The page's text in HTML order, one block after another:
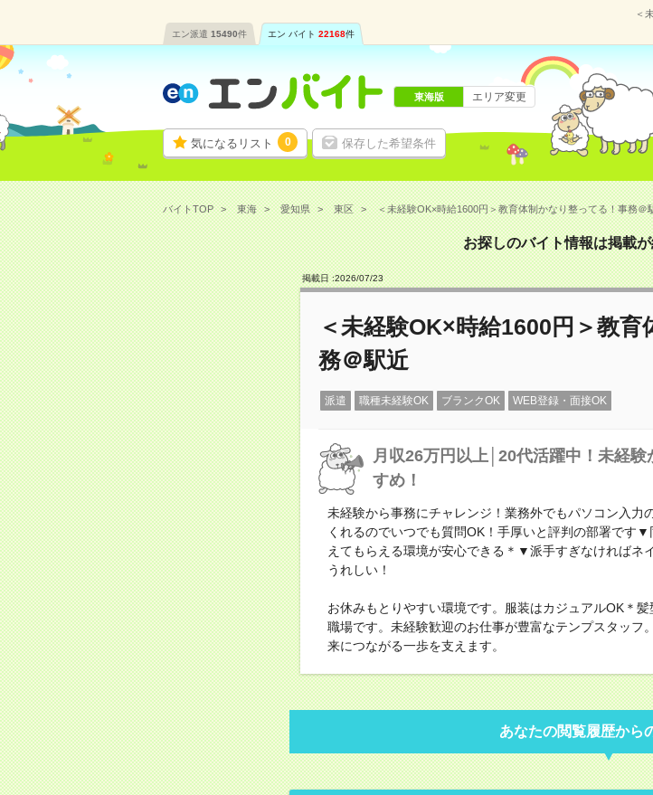
＜
エン派遣 15490件 エン バイト 22168件
気になるリスト 0 保存した希望条件
東海版 エリア変更
バイトTOP 東海 愛知県 東区 ＜未経験OK×時給1600円＞教育体制かなり整ってる！事務＠
お探しのバイト情報は掲載
掲載日 :2026/07/23
＜未経験OK×時給1600円＞教
務＠駅近
派遣 職種未経験OK ブランクOK WEB登録・面接OK
月収26万円以上│20代活躍中！未経
すめ！
未経験から事務にチャレンジ！業務外でもパソコン入
くれるのでいつでも質問OK！手厚いと評判の部署です
えてもらえる環境が安心できる＊▼派手すぎなければネ
うれしい！
お休みもとりやすい環境です。服装はカジュアルOK＊
職場です。未経験歓迎のお仕事が豊富なテンプスタッフ
来につながる一歩を支えます。
あなたの閲覧履歴から